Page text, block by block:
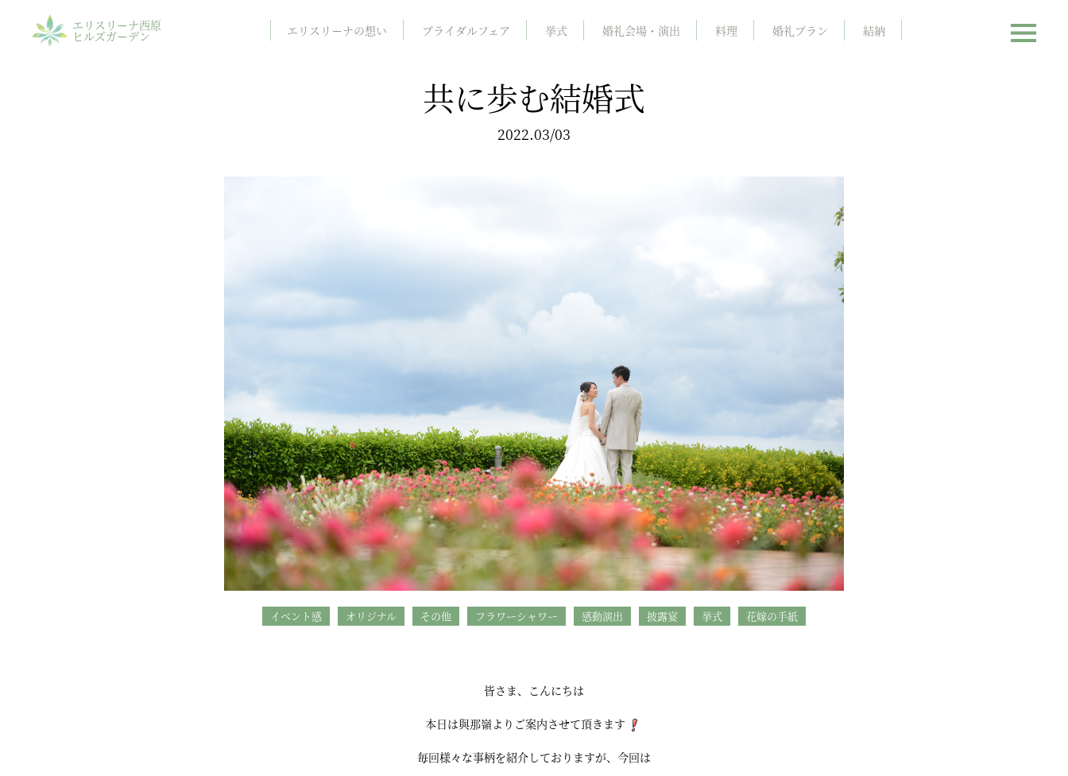
エリスリーナ西原
ヒルズガーデン エリスリーナの想い ブライダルフェア 挙式 婚礼会場・演出 料理 婚礼プラン 結納
共に歩む結婚式
2022.03/03
イベント感 オリジナル その他 フラワーシャワー 感動演出 披露宴 挙式 花嫁の手紙
皆さま、こんにちは
本日は與那嶺よりご案内させて頂きます
毎回様々な事柄を紹介しておりますが、今回は